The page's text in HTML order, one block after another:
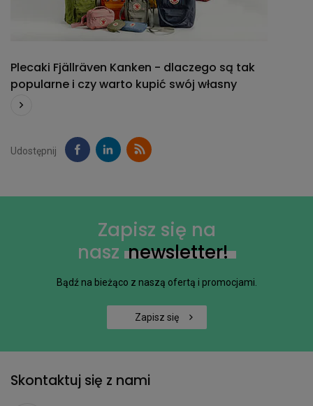
Plecaki Fjällräven Kanken - dlaczego są tak
popularne i czy warto kupić swój własny
Udostępnij
Zapisz się na
nasz newsletter!
Bądź na bieżąco z naszą ofertą i promocjami.
Zapisz się
Skontaktuj się z nami